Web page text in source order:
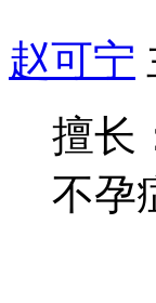
赵可宁
擅长
不孕